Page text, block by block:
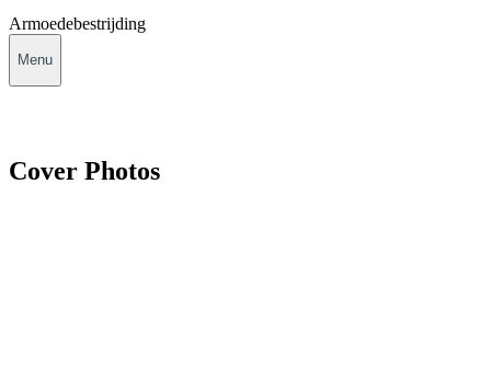
Armoedebestrijding
Menu
Cover Photos